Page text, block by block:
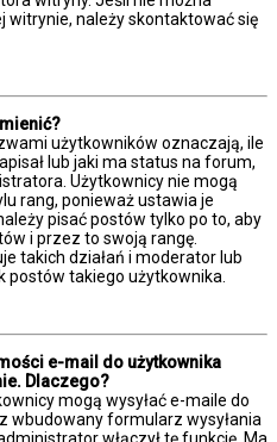
witrynie, należy skontaktować się
użytkowników oznaczają, ile
lub jaki ma status na forum,
Użytkownicy nie mogą
rang, ponieważ ustawia je
pisać postów tylko po to, aby
i przez to swoją rangę.
takich działań i moderator lub
takiego użytkownika.
e-mail do użytkownika
Dlaczego?
mogą wysyłać e-maile do
wbudowany formularz wysyłania
włączył tę funkcję. Ma